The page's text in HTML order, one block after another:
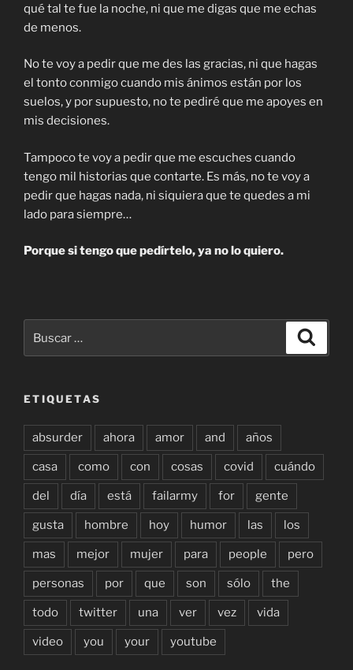
qué tal te fue la noche, ni que me digas que me echas
de menos.
No te voy a pedir que me des las gracias, ni que hagas
el tonto conmigo cuando mis ánimos están por los
suelos, y por supuesto, no te pediré que me apoyes en
mis decisiones.
Tampoco te voy a pedir que me escuches cuando
tengo mil historias que contarte. Es más, no te voy a
pedir que hagas nada, ni siquiera que te quedes a mi
lado para siempre…
Porque si tengo que pedírtelo, ya no lo quiero.
por:
ETIQUETAS
absurder ahora amor and años
casa como con cosas covid cuándo
del día está failarmy for gente
gusta hombre hoy humor las los
mas mejor mujer para people pero
personas por que son sólo the
todo twitter una ver vez vida
video you your youtube